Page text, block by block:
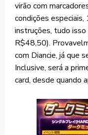
virão com
condições
instruções, tudo
R$48,50).
com Diancie, já que
Inclusive, será a
card, desde quando